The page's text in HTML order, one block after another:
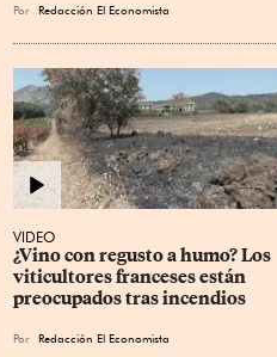
Por Redacción El Economista
VIDEO
¿Vino con regusto a humo? Los
viticultores franceses están
preocupados tras incendios
Por Redacción El Economista